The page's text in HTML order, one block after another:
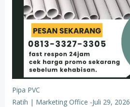
Pipa PVC
Ratih | Marketing Office -Juli 29, 2026